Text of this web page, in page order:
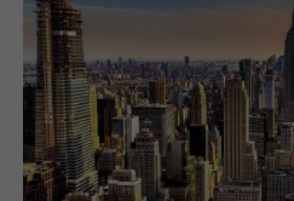
だからこそ、報酬面に関し
維持できるような高い水準の
す。
月収は120万円〜140万円、
400万円〜1200万円をお渡し